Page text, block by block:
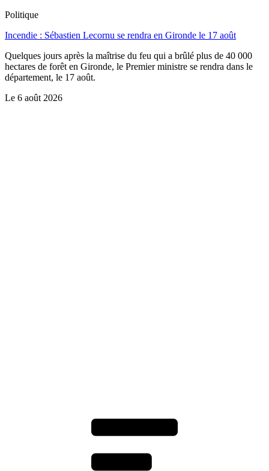
Politique
Incendie : Sébastien Lecornu se rendra en Gironde le 17 août
Quelques jours après la maîtrise du feu qui a brûlé plus de 40 000
hectares de forêt en Gironde, le Premier ministre se rendra dans le
département, le 17 août.
Le 6 août 2026